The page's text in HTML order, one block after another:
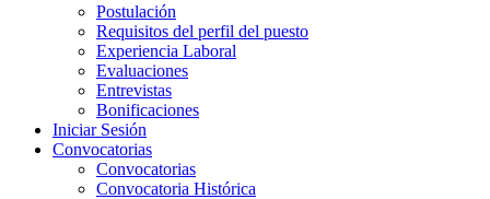
Postulación
Requisitos del perfil del puesto
Experiencia Laboral
Evaluaciones
Entrevistas
Bonificaciones
Iniciar Sesión
Convocatorias
Convocatorias
Convocatoria Histórica